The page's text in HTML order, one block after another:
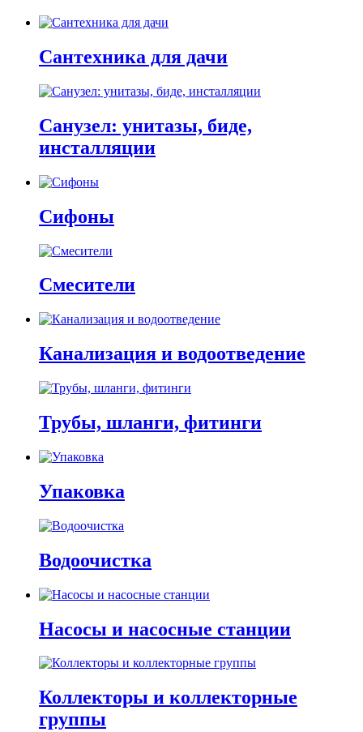
Сантехника для дачи
Санузел: унитазы, биде,
инсталляции
Сифоны
Смесители
Канализация и водоотведение
Трубы, шланги, фитинги
Упаковка
Водоочистка
Насосы и насосные станции
Коллекторы и коллекторные
группы